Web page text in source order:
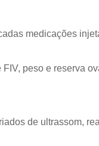
medicações
peso e reserva
de ultrassom,